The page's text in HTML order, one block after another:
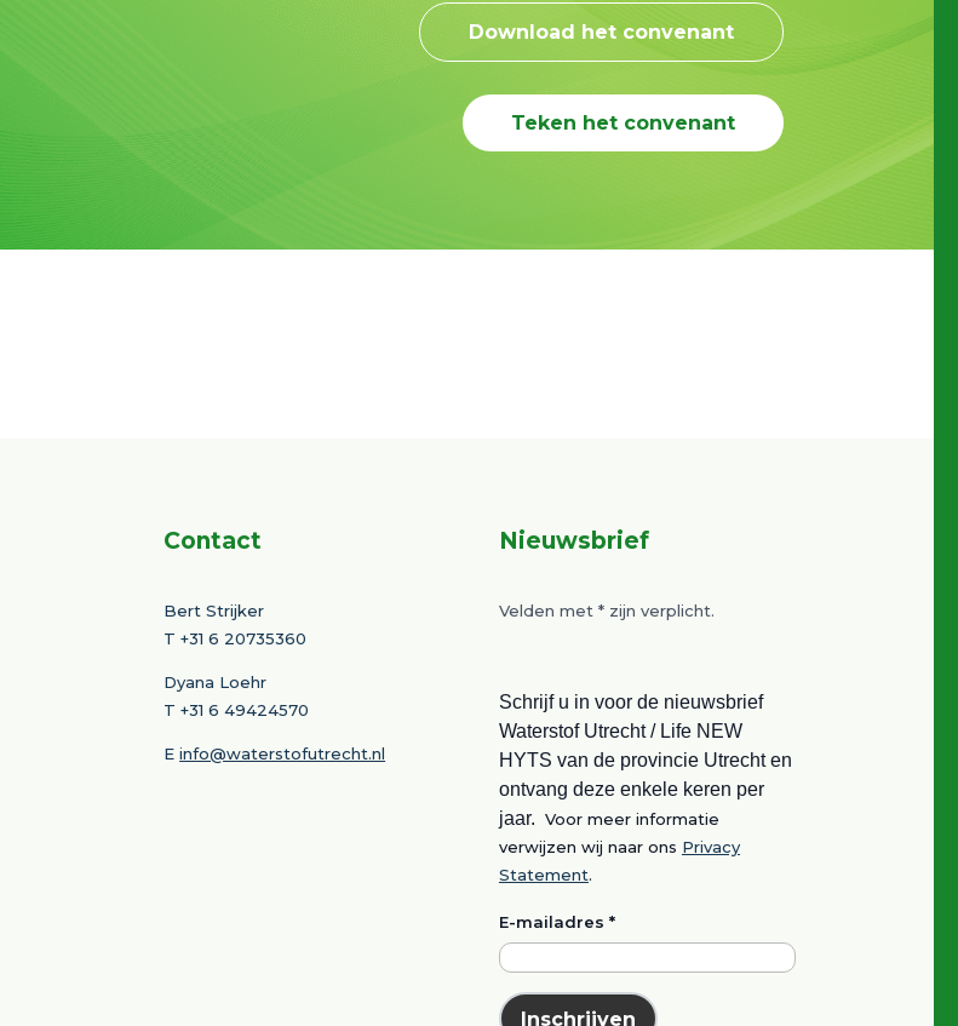
Download het convenant
Teken het convenant
Contact
Bert Strijker
T +31 6 20735360
Dyana Loehr
T +31 6 49424570
Einfo@waterstofutrecht.nl
Nieuwsbrief
Velden met *zijn verplicht.
Schrijf u in voor de nieuwsbrief
Waterstof Utrecht / Life NEW
HYTS van de provincie Utrecht en
ontvang deze enkele keren per
jaar. Voor meer informatie
verwijzen wij naar ons Privacy
Statement.
E-mailadres *
Inschrijven